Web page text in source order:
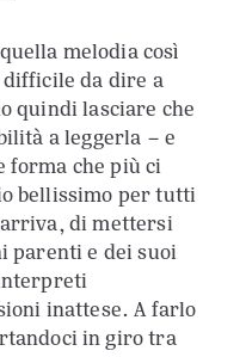
melodia così
da dire a
quindi lasciare che
a leggerla – e
forma che più ci
bellissimo per tutti
di mettersi
parenti e dei suoi
inattese. A farlo
in giro tra